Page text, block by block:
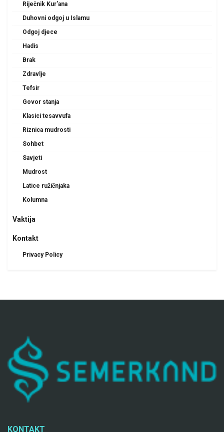
Riječnik Kur'ana
Duhovni odgoj u Islamu
Odgoj djece
Hadis
Brak
Zdravlje
Tefsir
Govor stanja
Klasici tesavvufa
Riznica mudrosti
Sohbet
Savjeti
Mudrost
Latice ružičnjaka
Kolumna
Vaktija
Kontakt
Privacy Policy
KONTAKT